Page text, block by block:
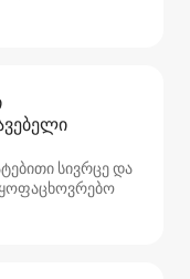
სივრცე და